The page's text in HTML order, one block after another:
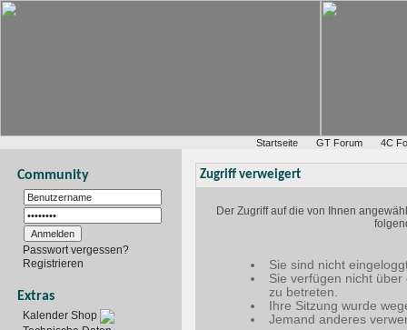
Startseite GT Forum 4C
Community
Passwort vergessen?
Registrieren
Extras
Kalender Shop
Zugriff verweigert
Der Zugriff auf die von Ihnen
Sie sind nicht
Sie verfügen nicht
zu betreten.
Ihre Sitzung wurde
Jemand anderes